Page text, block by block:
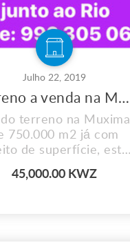
Julho 22, 2019
Terreno a venda na Muxima
terreno na Muxima
750.000 m2 já com
de superfície, está
45,000.00 KWZ